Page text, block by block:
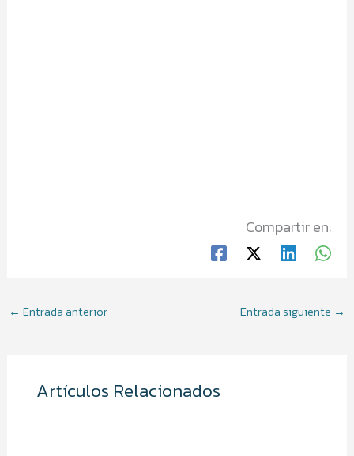
Compartir en:
← Entrada anterior Entrada siguiente →
Artículos Relacionados